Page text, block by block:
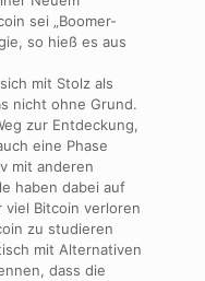
sei „Boomer-
so hieß es aus
mit Stolz als
nicht ohne Grund.
zur Entdeckung,
eine Phase
mit anderen
haben dabei auf
viel Bitcoin verloren
zu studieren
mit Alternativen
dass die